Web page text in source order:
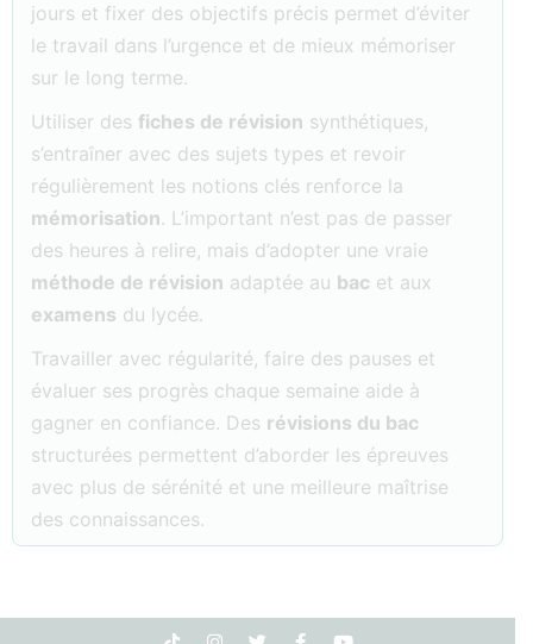
jours et fixer des objectifs précis permet d’éviter
le travail dans l’urgence et de mieux mémoriser
sur le long terme.
Utiliser des fiches de révision synthétiques,
s’entraîner avec des sujets types et revoir
régulièrement les notions clés renforce la
mémorisation. L’important n’est pas de passer
des heures à relire, mais d’adopter une vraie
méthode de révision adaptée au bac et aux
examens du lycée.
Travailler avec régularité, faire des pauses et
évaluer ses progrès chaque semaine aide à
gagner en confiance. Des révisions du bac
structurées permettent d’aborder les épreuves
avec plus de sérénité et une meilleure maîtrise
des connaissances.